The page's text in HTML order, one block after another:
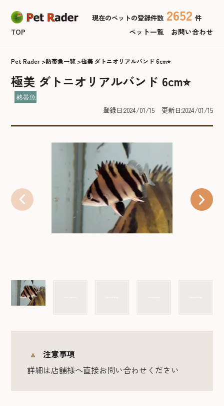
現在のペットの登録件数 2652 件
TOP
ペット一覧 お問い合わせ
Pet Rader 熱帯魚一覧 極美 ダトニオリアルバンド 6cm⭐︎
極美 ダトニオリアルバンド 6cm⭐︎
熱帯魚
登録日:2024/01/15
更新日:2024/01/15
注意事項
詳細は店舗様へ直接お問い合わせください